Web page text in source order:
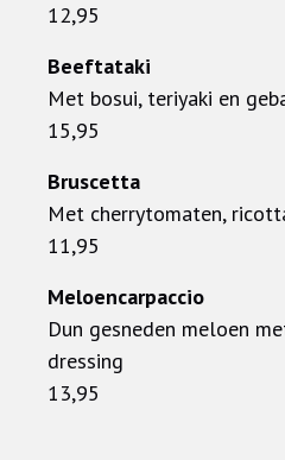
12,95
Beeftataki
Met bosui, teriyaki en
15,95
Bruscetta
Met cherrytomaten,
11,95
Meloencarpaccio
Dun gesneden meloen
dressing
13,95